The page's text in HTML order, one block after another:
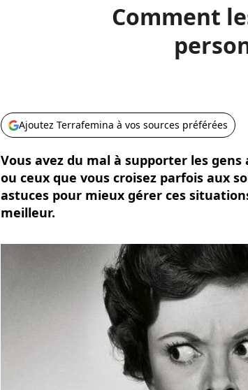
Comment
Ajoutez Terrafemina à vos sources préférées
Vous avez du mal à supporter les
ou ceux que vous croisez parfois aux
astuces pour mieux gérer ces
meilleur.